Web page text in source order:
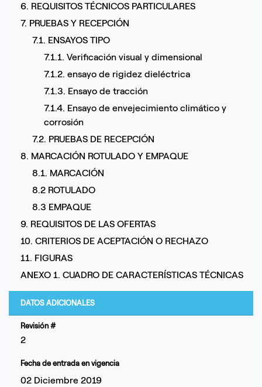
6. REQUISITOS TÉCNICOS PARTICULARES
7. PRUEBAS Y RECEPCIÓN
7.1. ENSAYOS TIPO
7.1.1. Verificación visual y dimensional
7.1.2. ensayo de rigidez dieléctrica
7.1.3. Ensayo de tracción
7.1.4. Ensayo de envejecimiento climático y
corrosión
7.2. PRUEBAS DE RECEPCIÓN
8. MARCACIÓN ROTULADO Y EMPAQUE
8.1. MARCACIÓN
8.2 ROTULADO
8.3 EMPAQUE
9. REQUISITOS DE LAS OFERTAS
10. CRITERIOS DE ACEPTACIÓN O RECHAZO
11. FIGURAS
ANEXO 1. CUADRO DE CARACTERÍSTICAS TÉCNICAS
DATOS ADICIONALES
Revisión #
2
Fecha de entrada en vigencia
02 Diciembre 2019